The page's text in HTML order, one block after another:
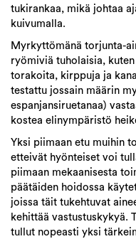
tukirankaa, mikä johtaa
kuivumalla.
Myrkyttömänä torjunta-
ryömiviä tuholaisia,
torakoita, kirppuja ja
testattu jossain määrin
espanjansiruetanaa)
kostea elinympäristö
Yksi piimaan etu muihin
etteivät hyönteiset voi
piimaan mekaanisesta
päätäiden hoidossa
joissa täit tukehtuvat
kehittää vastustuskykyä.
tullut nopeasti yksi